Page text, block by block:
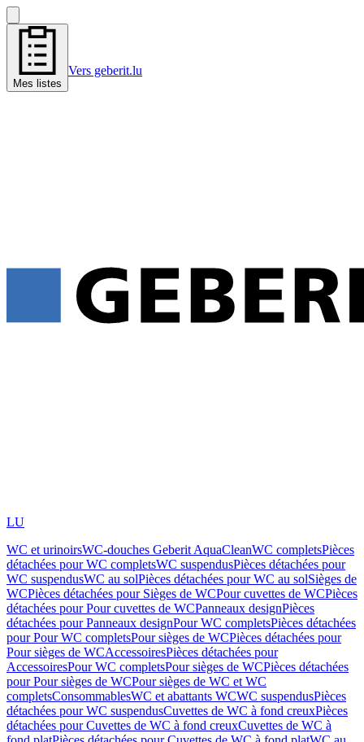
Mes listes
Vers geberit.lu
LU
WC et urinoirsWC-douches Geberit AquaCleanWC completsPièces
détachées pour WC completsWC suspendusPièces détachées pour
WC suspendusWC au solPièces détachées pour WC au solSièges de
WCPièces détachées pour Sièges de WCPour cuvettes de WCPièces
détachées pour Pour cuvettes de WCPanneaux designPièces
détachées pour Panneaux designPour WC completsPièces détachées
pour Pour WC completsPour sièges de WCPièces détachées pour
Pour sièges de WCAccessoiresPièces détachées pour
AccessoiresPour WC completsPour sièges de WCPièces détachées
pour Pour sièges de WCPour sièges de WC et WC
completsConsommablesWC et abattants WCWC suspendusPièces
détachées pour WC suspendusCuvettes de WC à fond creuxPièces
détachées pour Cuvettes de WC à fond creuxCuvettes de WC à